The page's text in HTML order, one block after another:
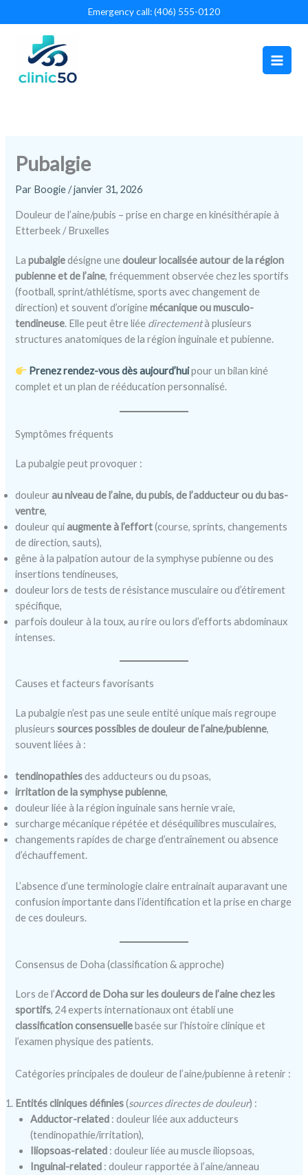
au
Emergency call: (406) 555-0120
Pubalgie
Par Boogie/janvier 31, 2026
Douleur de l’aine/pubis – prise en charge en kinésithérapie à
Etterbeek / Bruxelles
Lapubalgiedésigne unedouleur localisée autour de la région
pubienne et de l’aine, fréquemment observée chez les sportifs
(football, sprint/athlétisme, sports avec changement de
direction) et souvent d’originemécanique ou musculo-
tendineuse. Elle peut être liée directementà plusieurs
structures anatomiques de la région inguinale et pubienne.
Prenez rendez-vous dès aujourd’huipour un bilan kiné
complet et un plan de rééducation personnalisé.
Symptômes fréquents
La pubalgie peut provoquer :
douleurau niveau de l’aine, du pubis, de l’adducteur ou du bas-
ventre,
douleur quiaugmente à l’effort(course, sprints, changements
de direction, sauts),
gêne à la palpation autour de la symphyse pubienne ou des
insertions tendineuses,
douleur lors de tests de résistance musculaire ou d’étirement
spécifique,
parfois douleur à la toux, au rire ou lors d’efforts abdominaux
intenses.
Causes et facteurs favorisants
La pubalgie n’est pas une seule entité unique mais regroupe
plusieurssources possibles de douleur de l’aine/pubienne,
souvent liées à :
tendinopathiesdes adducteurs ou du psoas,
irritation de la symphyse pubienne,
douleur liée à la région inguinale sans hernie vraie,
surcharge mécanique répétée et déséquilibres musculaires,
changements rapides de charge d’entraînement ou absence
d’échauffement.
L’absence d’une terminologie claire entrainait auparavant une
confusion importante dans l’identification et la prise en charge
de ces douleurs.
Consensus de Doha (classification & approche)
Lors de l’Accord de Doha sur les douleurs de l’aine chez les
sportifs, 24 experts internationaux ont établi une
classification consensuellebasée sur l’histoire clinique et
l’examen physique des patients.
Catégories principales de douleur de l’aine/pubienne à retenir :
Entités cliniques définies(sources directes de douleur) :
Adductor-related : douleur liée aux adducteurs
(tendinopathie/irritation),
Iliopsoas-related : douleur liée au muscle iliopsoas,
Inguinal-related : douleur rapportée à l’aine/anneau